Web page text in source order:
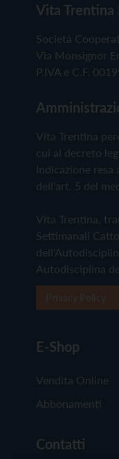
Vita Trentina
Società
Via Monsignor
P.IVA e C.F.
Vita Trentina
cui al decreto
Indicazione resa
dell'art. 5 del
Vita Trentina,
Settimanali
Autodisciplina
E-Shop
Vendita Online
Abbonamenti
Contatti